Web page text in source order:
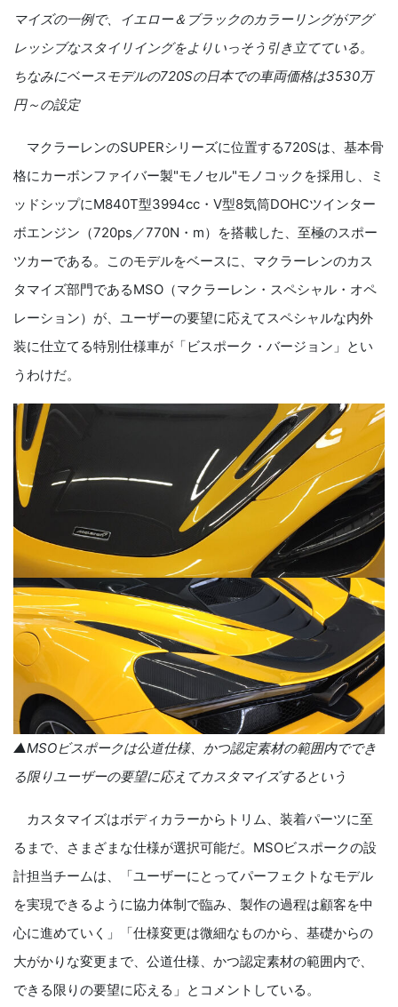
マイズの一例で、イエロー＆ブラックのカラーリングがアグ
レッシブなスタイリイングをよりいっそう引き立てている。
ちなみにベースモデルの720Sの日本での車両価格は3530万
円～の設定
マクラーレンのSUPERシリーズに位置する720Sは、基本骨
格にカーボンファイバー製"モノセル"モノコックを採用し、ミ
ッドシップにM840T型3994cc・V型8気筒DOHCツインター
ボエンジン（720ps／770N・m）を搭載した、至極のスポー
ツカーである。このモデルをベースに、マクラーレンのカス
タマイズ部門であるMSO（マクラーレン・スペシャル・オペ
レーション）が、ユーザーの要望に応えてスペシャルな内外
装に仕立てる特別仕様車が「ビスポーク・バージョン」とい
うわけだ。
▲MSOビスポークは公道仕様、かつ認定素材の範囲内ででき
る限りユーザーの要望に応えてカスタマイズするという
カスタマイズはボディカラーからトリム、装着パーツに至
るまで、さまざまな仕様が選択可能だ。MSOビスポークの設
計担当チームは、「ユーザーにとってパーフェクトなモデル
を実現できるように協力体制で臨み、製作の過程は顧客を中
心に進めていく」「仕様変更は微細なものから、基礎からの
大がかりな変更まで、公道仕様、かつ認定素材の範囲内で、
できる限りの要望に応える」とコメントしている。